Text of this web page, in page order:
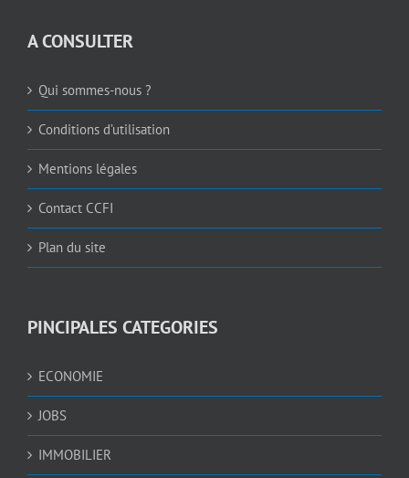
A CONSULTER
Qui sommes-nous ?
Conditions d’utilisation
Mentions légales
Contact CCFI
Plan du site
PINCIPALES CATEGORIES
ECONOMIE
JOBS
IMMOBILIER